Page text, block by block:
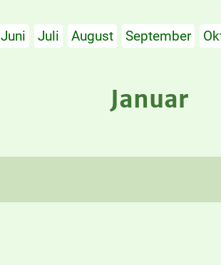
Juni Juli August September
Januar